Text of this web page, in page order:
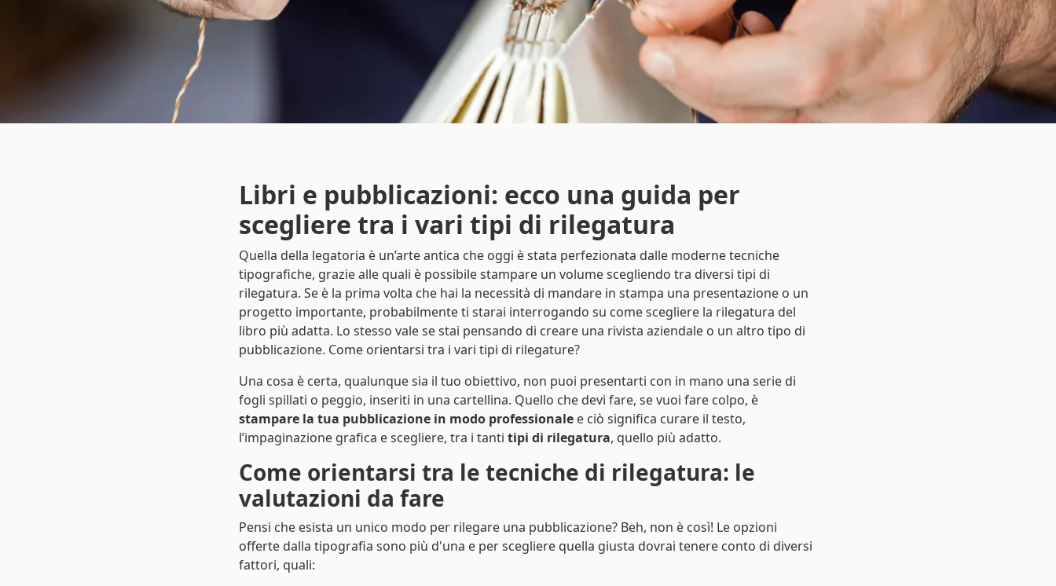
Libri e pubblicazioni: ecco una guida per
scegliere tra i vari tipi di rilegatura
Quella della legatoria è un’arte antica che oggi è stata perfezionata dalle moderne tecniche
tipografiche, grazie alle quali è possibile stampare un volume scegliendo tra diversi tipi di
rilegatura. Se è la prima volta che hai la necessità di mandare in stampa una presentazione o un
progetto importante, probabilmente ti starai interrogando su come scegliere la rilegatura del
libro più adatta. Lo stesso vale se stai pensando di creare una rivista aziendale o un altro tipo di
pubblicazione. Come orientarsi tra i vari tipi di rilegature?
Una cosa è certa, qualunque sia il tuo obiettivo, non puoi presentarti con in mano una serie di
fogli spillati o peggio, inseriti in una cartellina. Quello che devi fare, se vuoi fare colpo, è
stampare la tua pubblicazione in modo professionale e ciò significa curare il testo,
l’impaginazione grafica e scegliere, tra i tanti tipi di rilegatura, quello più adatto.
Come orientarsi tra le tecniche di rilegatura: le
valutazioni da fare
Pensi che esista un unico modo per rilegare una pubblicazione? Beh, non è così! Le opzioni
offerte dalla tipografia sono più d'una e per scegliere quella giusta dovrai tenere conto di diversi
fattori, quali: